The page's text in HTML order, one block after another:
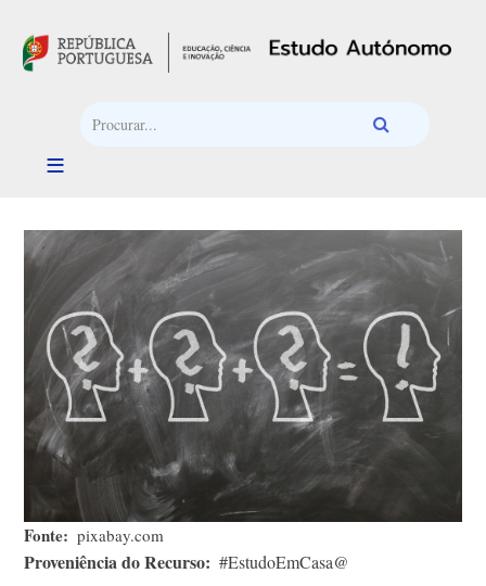
Fonte pixabay​.com
Proveniência do Recurso #EstudoEmCasa@